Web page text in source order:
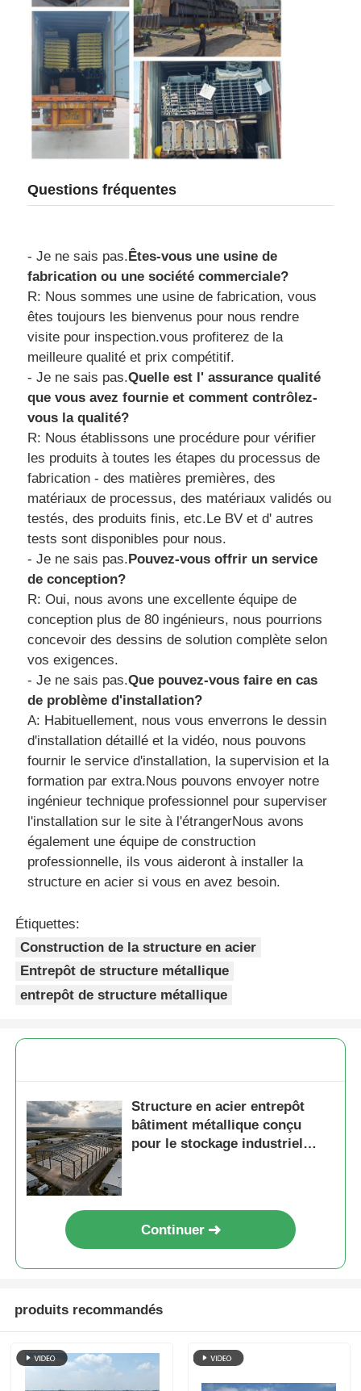
Questions fréquentes
- Je ne sais pas. Êtes-vous une usine de
fabrication ou une société commerciale?
R: Nous sommes une usine de fabrication, vous
êtes toujours les bienvenus pour nous rendre
visite pour inspection.vous profiterez de la
meilleure qualité et prix compétitif.
- Je ne sais pas.Quelle est l' assurance qualité
que vous avez fournie et comment contrôlez-
vous la qualité?
R: Nous établissons une procédure pour vérifier
les produits à toutes les étapes du processus de
fabrication - des matières premières, des
matériaux de processus, des matériaux validés ou
testés, des produits finis, etc.Le BV et d' autres
tests sont disponibles pour nous.
- Je ne sais pas. Pouvez-vous offrir un service
de conception?
R: Oui, nous avons une excellente équipe de
conception plus de 80 ingénieurs, nous pourrions
concevoir des dessins de solution complète selon
vos exigences.
- Je ne sais pas.Que pouvez-vous faire en cas
de problème d'installation?
A: Habituellement, nous vous enverrons le dessin
d'installation détaillé et la vidéo, nous pouvons
fournir le service d'installation, la supervision et la
formation par extra.Nous pouvons envoyer notre
ingénieur technique professionnel pour superviser
l'installation sur le site à l'étrangerNous avons
également une équipe de construction
professionnelle, ils vous aideront à installer la
structure en acier si vous en avez besoin.
Étiquettes:
Construction de la structure en acier
Entrepôt de structure métallique
entrepôt de structure métallique
Structure en acier entrepôt
bâtiment métallique conçu
pour le stockage industriel
Continuer
produits recommandés